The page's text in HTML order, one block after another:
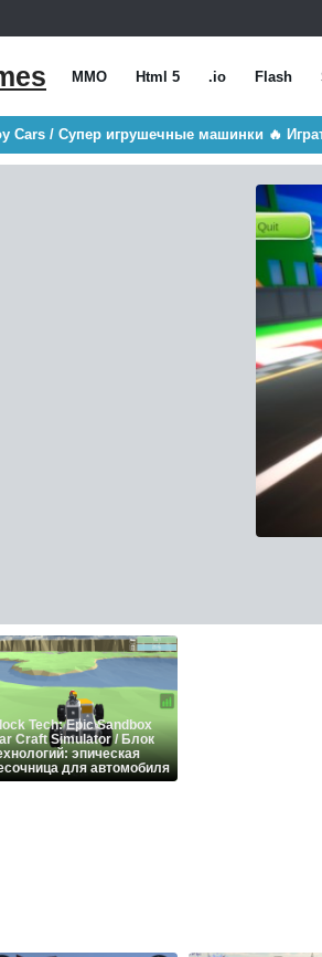
MMO Html 5 .io Flash
Cars / Супер игрушечные машинки 🔥
Tech: Epic Sandbox
Craft Simulator / Блок
эпическая
для автомобиля